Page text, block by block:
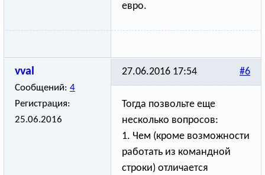
евро.
vval
Сообщений: 4
Регистрация:
25.06.2016
#6
27.06.2016 17:54
Тогда позвольте еще
несколько вопросов:
1. Чем (кроме возможности
работать из командной
строки) отличается